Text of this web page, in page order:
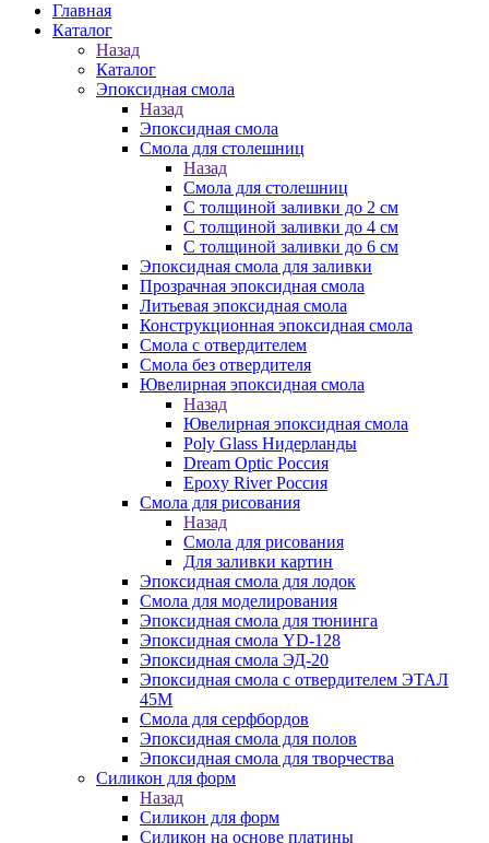
Главная
Каталог
Назад
Каталог
Эпоксидная смола
Назад
Эпоксидная смола
Смола для столешниц
Назад
Смола для столешниц
С толщиной заливки до 2 см
С толщиной заливки до 4 см
С толщиной заливки до 6 см
Эпоксидная смола для заливки
Прозрачная эпоксидная смола
Литьевая эпоксидная смола
Конструкционная эпоксидная смола
Смола с отвердителем
Смола без отвердителя
Ювелирная эпоксидная смола
Назад
Ювелирная эпоксидная смола
Poly Glass Нидерланды
Dream Optic Россия
Epoxy River Россия
Смола для рисования
Назад
Смола для рисования
Для заливки картин
Эпоксидная смола для лодок
Смола для моделирования
Эпоксидная смола для тюнинга
Эпоксидная смола YD-128
Эпоксидная смола ЭД-20
Эпоксидная смола с отвердителем ЭТАЛ
45М
Смола для серфбордов
Эпоксидная смола для полов
Эпоксидная смола для творчества
Силикон для форм
Назад
Силикон для форм
Силикон на основе платины